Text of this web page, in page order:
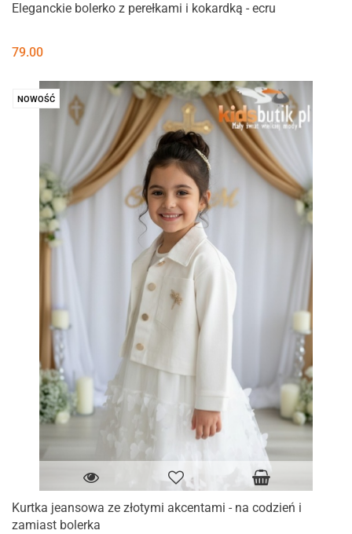
Eleganckie bolerko z perełkami i kokardką - ecru
79.00
NOWOŚĆ
Kurtka jeansowa ze złotymi akcentami - na codzień i
zamiast bolerka